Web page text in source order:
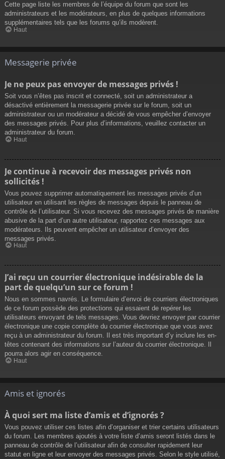
Cette page liste les membres de l’équipe du forum que sont les
administrateurs et les modérateurs, en plus de quelques informations
supplémentaires tels que les forums qu’ils modèrent.
Haut
Messagerie privée
Je ne peux pas envoyer de messages privés !
Soit vous n’êtes pas inscrit et connecté, soit un administrateur a
désactivé entièrement la messagerie privée sur le forum, soit un
administrateur ou un modérateur a décidé de vous empêcher d’envoyer
des messages privés. Pour plus d’informations, veuillez contacter un
administrateur du forum.
Haut
Je continue à recevoir des messages privés non
sollicités !
Vous pouvez supprimer automatiquement les messages privés d’un
utilisateur en utilisant les règles de messages depuis le panneau de
contrôle de l’utilisateur. Si vous recevez des messages privés de manière
abusive de la part d’un autre utilisateur, rapportez ces messages aux
modérateurs. Ils peuvent empêcher un utilisateur d’envoyer des
messages privés.
Haut
J’ai reçu un courrier électronique indésirable de la
part de quelqu’un sur ce forum !
Nous en sommes navrés. Le formulaire d’envoi de courriers électroniques
de ce forum possède des protections qui essaient de repérer les
utilisateurs envoyant de tels messages. Vous devriez envoyer par courrier
électronique une copie complète du courrier électronique que vous avez
reçu à un administrateur du forum. Il est très important d’y inclure les en-
têtes contenant des informations sur l’auteur du courrier électronique. Il
pourra alors agir en conséquence.
Haut
Amis et ignorés
À quoi sert ma liste d’amis et d’ignorés ?
Vous pouvez utiliser ces listes afin d’organiser et trier certains utilisateurs
du forum. Les membres ajoutés à votre liste d’amis seront listés dans le
panneau de contrôle de l’utilisateur afin de consulter rapidement leur
statut en ligne et leur envoyer des messages privés. Selon le style utilisé,